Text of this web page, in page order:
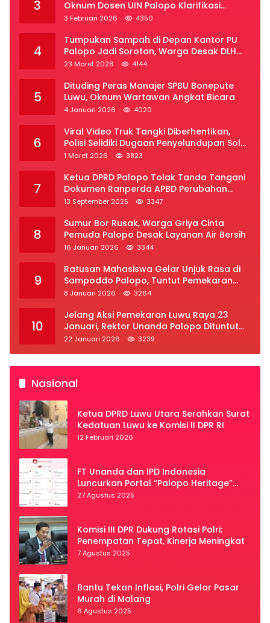
3
Oknum Dosen UIN Palopo Klarifikasi
Kronologi
3 Februari 2026 4350
4
Tumpukan Sampah di Depan Kantor PU
Palopo Jadi Sorotan, Warga Desak DLH
Segera Bertindak
23 Maret 2026 4144
5
Dituding Peras Manajer SPBU Bonepute
Luwu, Oknum Wartawan Angkat Bicara
4 Januari 2026 4020
6
Viral Video Truk Tangki Diberhentikan,
Polisi Selidiki Dugaan Penyelundupan Solar
Subsidi di Palopo
1 Maret 2026 3823
7
Ketua DPRD Palopo Tolak Tanda Tangani
Dokumen Ranperda APBD Perubahan
2025
13 September 2025 3347
8
Sumur Bor Rusak, Warga Griya Cinta
Pemuda Palopo Desak Layanan Air Bersih
16 Januari 2026 3344
9
Ratusan Mahasiswa Gelar Unjuk Rasa di
Sampoddo Palopo, Tuntut Pemekaran
Provinsi Luwu Raya
8 Januari 2026 3264
10
Jelang Aksi Pemekaran Luwu Raya 23
Januari, Rektor Unanda Palopo Dituntut
Liburkan Mahasiswa
22 Januari 2026 3239
Nasional
Ketua DPRD Luwu Utara Serahkan Surat
Kedatuan Luwu ke Komisi II DPR RI
12 Februari 2026
FT Unanda dan IPD Indonesia
Luncurkan Portal “Palopo Heritage”
Secara Virtual
27 Agustus 2025
Komisi III DPR Dukung Rotasi Polri:
Penempatan Tepat, Kinerja Meningkat
7 Agustus 2025
Bantu Tekan Inflasi, Polri Gelar Pasar
Murah di Malang
6 Agustus 2025